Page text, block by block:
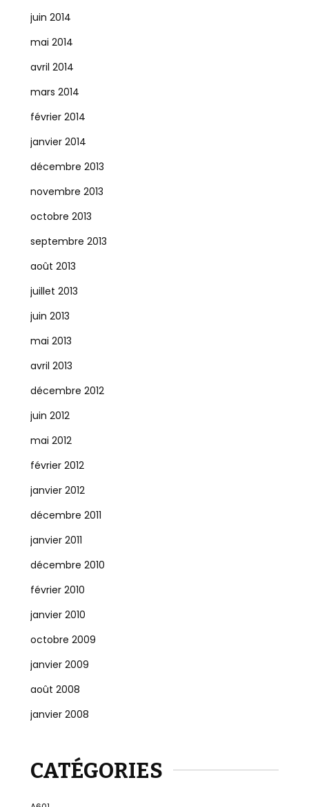
juin 2014
mai 2014
avril 2014
mars 2014
février 2014
janvier 2014
décembre 2013
novembre 2013
octobre 2013
septembre 2013
août 2013
juillet 2013
juin 2013
mai 2013
avril 2013
décembre 2012
juin 2012
mai 2012
février 2012
janvier 2012
décembre 2011
janvier 2011
décembre 2010
février 2010
janvier 2010
octobre 2009
janvier 2009
août 2008
janvier 2008
CATÉGORIES